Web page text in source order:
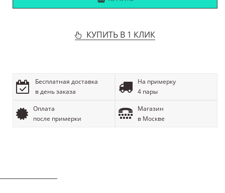
КУПИТЬ В 1 КЛИК
Бесплатная доставка
в день заказа
На примерку
4 пары
Оплата
после примерки
Магазин
в Москве